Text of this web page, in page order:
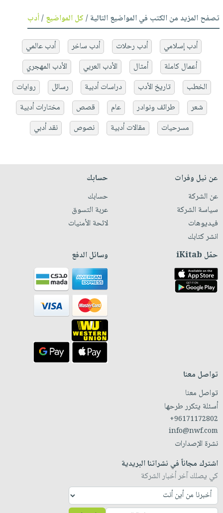
تصفح المزيد من الكتب في المواضيع التالية /كل المواضيع/أدب
أدب إسلامي أدب رحلات أدب ساخر
أدب عالمي
أعمال كاملة
أمثال الأدب العربي
الأدب المهجري
الخطب
تاريخ الأدب دراسات أدبية رسائل
روايات
شعر
طرائف ونوادر عام قصص
مختارات أدبية
مسرحيات
مقالات أدبية نصوص نقد أدبي
عن نيل وفرات
عن الشركة
سياسة الشركة
فيديوهات
انشر كتابك
حسابك
حسابك
عربة التسوق
لائحة الأمنيات
حمّل iKitab وسائل الدفع
تواصل معنا
تواصل معنا
أسئلة يتكرر طرحها
+96171172802
info@nwf.com
نشرة الإصدارات
اشترك مجاناً في نشراتنا البريدية
كي يصلك آخر أخبار الشركة